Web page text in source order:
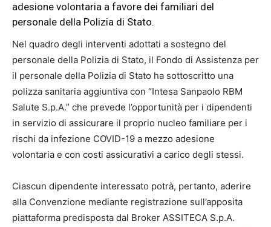
adesione volontaria a favore dei familiari del
personale della Polizia di Stato.
Nel quadro degli interventi adottati a sostegno del
personale della Polizia di Stato, il Fondo di Assistenza per
il personale della Polizia di Stato ha sottoscritto una
polizza sanitaria aggiuntiva con “Intesa Sanpaolo RBM
Salute S.p.A.” che prevede l’opportunità per i dipendenti
in servizio di assicurare il proprio nucleo familiare per i
rischi da infezione COVID-19 a mezzo adesione
volontaria e con costi assicurativi a carico degli stessi.
Ciascun dipendente interessato potrà, pertanto, aderire
alla Convenzione mediante registrazione sull’apposita
piattaforma predisposta dal Broker ASSITECA S.p.A.